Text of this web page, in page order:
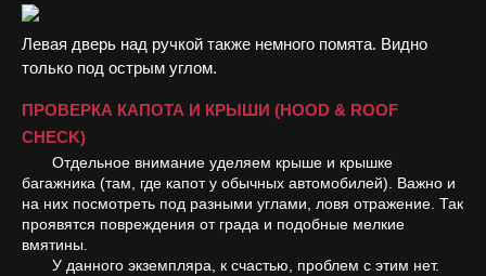
Левая дверь над ручкой также немного помята. Видно
только под острым углом.
ПРОВЕРКА КАПОТА И КРЫШИ (HOOD & ROOF
CHECK)
Отдельное внимание уделяем крыше и крышке
багажника (там, где капот у обычных автомобилей). Важно и
на них посмотреть под разными углами, ловя отражение. Так
проявятся повреждения от града и подобные мелкие
вмятины.
У данного экземпляра, к счастью, проблем с этим нет.